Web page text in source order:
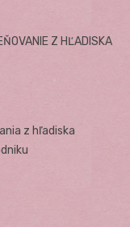
Z HĽADISKA
z hľadiska